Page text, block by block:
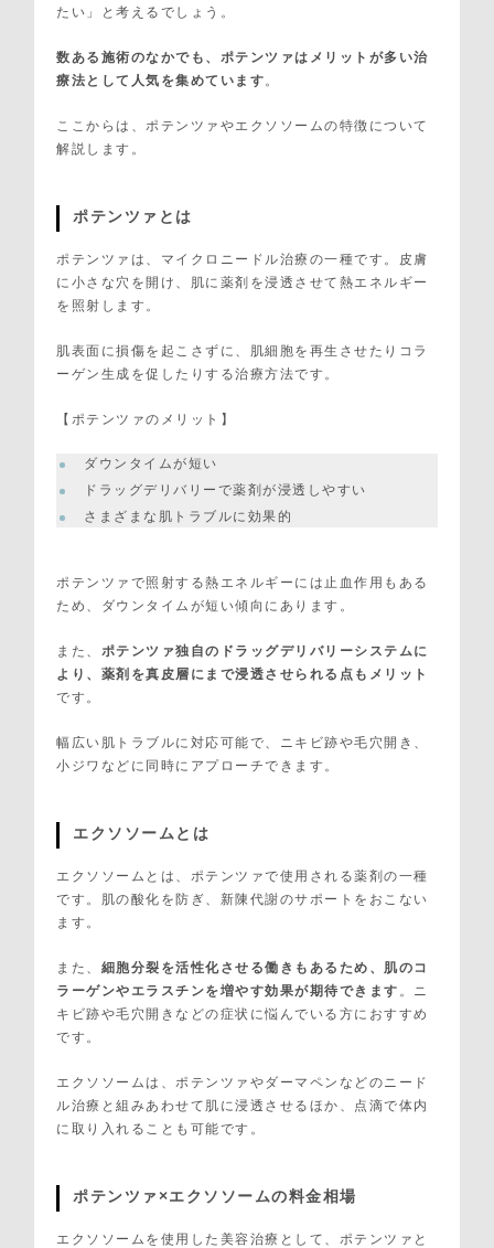
たい」と考えるでしょう。
数ある施術のなかでも、ポテンツァはメリットが多い治
療法として人気を集めています 。
ここからは、ポテンツァやエクソソームの特徴について
解説します。
ポテンツァとは
ポテンツァは、マイクロニードル治療の一種です。皮膚
に小さな穴を開け、肌に薬剤を浸透させて熱エネルギー
を照射します。
肌表面に損傷を起こさずに、肌細胞を再生させたりコラ
ーゲン生成を促したりする治療方法です。
【ポテンツァのメリット】
ダウンタイムが短い
ドラッグデリバリーで薬剤が浸透しやすい
さまざまな肌トラブルに効果的
ポテンツァで照射する熱エネルギーには止血作用もある
ため、ダウンタイムが短い傾向にあります。
また、 ポテンツァ独自のドラッグデリバリーシステムに
より、薬剤を真皮層にまで浸透させられる点もメリット
です。
幅広い肌トラブルに対応可能で、ニキビ跡や毛穴開き、
小ジワなどに同時にアプローチできます。
エクソソームとは
エクソソームとは、ポテンツァで使用される薬剤の一種
です。肌の酸化を防ぎ、新陳代謝のサポートをおこない
ます。
また、 細胞分裂を活性化させる働きもあるため、肌のコ
ラーゲンやエラスチンを増やす効果が期待できます 。ニ
キビ跡や毛穴開きなどの症状に悩んでいる方におすすめ
です。
エクソソームは、ポテンツァやダーマペンなどのニード
ル治療と組みあわせて肌に浸透させるほか、点滴で体内
に取り入れることも可能です。
ポテンツァ×エクソソームの料金相場
エクソソームを使用した美容治療として、ポテンツァと